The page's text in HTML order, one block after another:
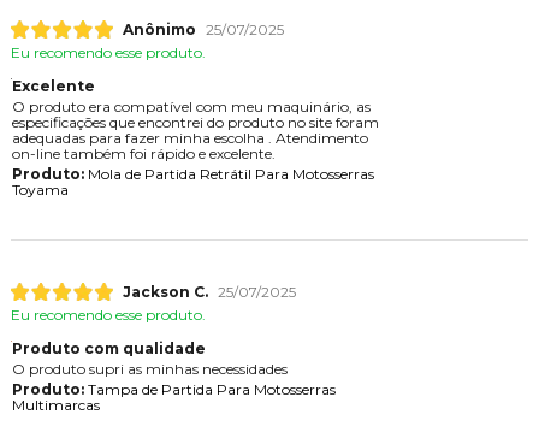
Anônimo 25/07/2025
Eu recomendo esse produto.
Excelente
O produto era compatível com meu maquinário, as
especificações que encontrei do produto no site foram
adequadas para fazer minha escolha . Atendimento
on-line também foi rápido e excelente.
Produto:Mola de Partida Retrátil Para Motosserras
Toyama
Jackson C. 25/07/2025
Eu recomendo esse produto.
Produto com qualidade
O produto supri as minhas necessidades
Produto:Tampa de Partida Para Motosserras
Multimarcas